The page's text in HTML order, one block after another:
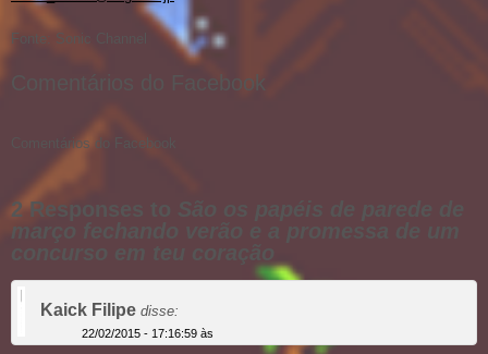
Fonte: Sonic Channel
Comentários do Facebook
Comentários do Facebook
2 Responses to
março fechando verão e a promessa de um
Kaick Filipe disse:
22/02/2015 - 17:16:59 às